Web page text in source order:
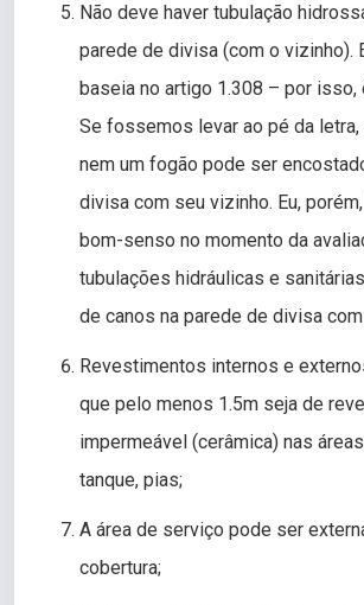
Não deve haver tubulação
parede de divisa (com o vizinho).
baseia no artigo 1.308 – por isso,
Se fossemos levar ao pé da
nem um fogão pode ser
divisa com seu vizinho. Eu,
bom-senso no momento da
tubulações hidráulicas e
de canos na parede de divisa
Revestimentos internos e
que pelo menos 1.5m seja de
impermeável (cerâmica) nas
tanque, pias;
A área de serviço pode ser
cobertura;